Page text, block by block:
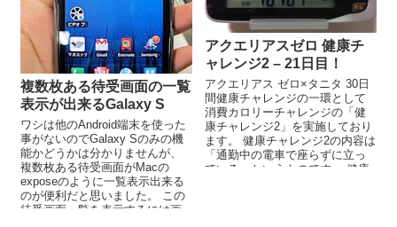
複数枚ある待受画面の一覧
表示が出来るGalaxy S
ワシは他のAndroid端末を使った
事がないのでGalaxy Sのみの機
能かどうかは分かりませんが、
複数枚ある待受画面がMacの
exposeのように一覧表示出来る
のが便利だと思いました。 この
待受画面一覧を表示するには画
アクエリアスゼロ 健康チ
ャレンジ2 – 21日目！
アクエリアス ゼロ×タニタ 30日
間健康チャレンジの一環として
消費カロリーチャレンジの「健
康チャレンジ2」を実施しており
ます。 健康チャレンジ2の内容は
「通勤中の電車で座らずに立っ
ている」というものです。 健康